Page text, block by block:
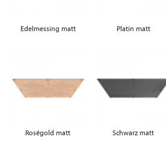
Edelmessing matt Platin matt
Roségold matt Schwarz matt